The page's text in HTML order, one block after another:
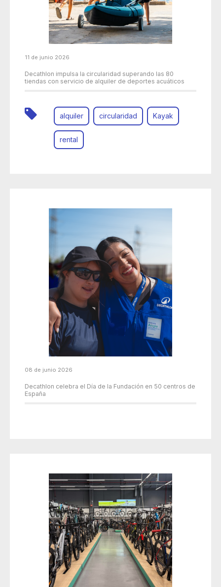
11 de junio 2026
Decathlon impulsa la circularidad superando las 80
tiendas con servicio de alquiler de deportes acuáticos
alquiler circularidad Kayak
rental
08 de junio 2026
Decathlon celebra el Día de la Fundación en 50 centros de
España